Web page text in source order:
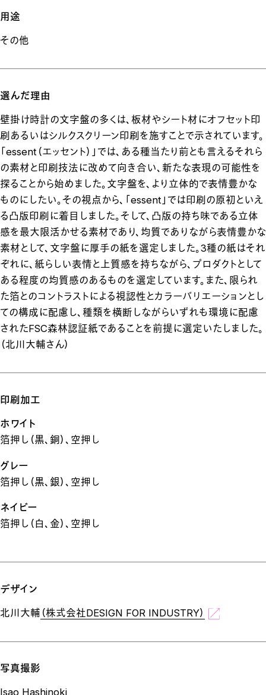
用途
その他
選んだ理由
壁掛け時計の文字盤の多くは、板材やシート材にオフセット印
刷あるいはシルクスクリーン印刷を施すことで示されています。
「essent（エッセント）」では、ある種当たり前とも言えるそれら
の素材と印刷技法に改めて向き合い、新たな表現の可能性を
探ることから始めました。文字盤を、より立体的で表情豊かな
ものにしたい。その視点から、「essent」では印刷の原初といえ
る凸版印刷に着目しました。そして、凸版の持ち味である立体
感を最大限活かせる素材であり、均質でありながら表情豊かな
素材として、文字盤に厚手の紙を選定しました。3種の紙はそれ
ぞれに、紙らしい表情と上質感を持ちながら、プロダクトとして
ある程度の均質感のあるものを選定しています。また、限られ
た箔とのコントラストによる視認性とカラーバリエーションとし
ての構成に配慮し、種類を横断しながらいずれも環境に配慮
されたFSC森林認証紙であることを前提に選定いたしました。
（北川大輔さん）
印刷加工
ホワイト
箔押し（黒、銅）、空押し
グレー
箔押し（黒、銀）、空押し
ネイビー
箔押し（白、金）、空押し
デザイン
北川大輔 （株式会社DESIGN FOR INDUSTRY）
写真撮影
Isao Hashinoki